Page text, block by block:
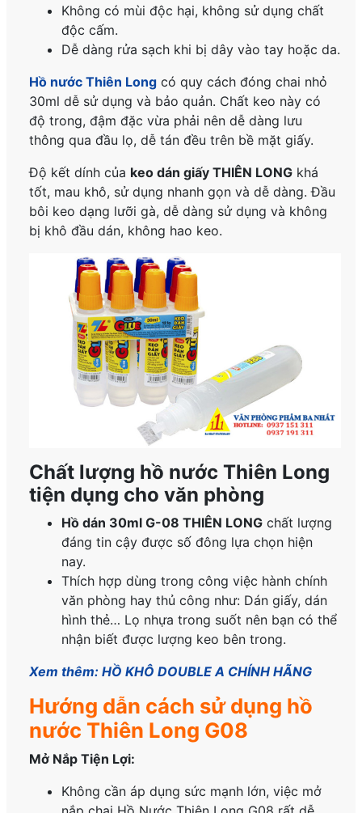
Không có mùi độc hại, không sử dụng chất
độc cấm.
Dễ dàng rửa sạch khi bị dây vào tay hoặc da.
Hồ nước Thiên Long có quy cách đóng chai nhỏ
30ml dễ sử dụng và bảo quản. Chất keo này có
độ trong, đậm đặc vừa phải nên dễ dàng lưu
thông qua đầu lọ, dễ tán đều trên bề mặt giấy.
Độ kết dính của keo dán giấy THIÊN LONG khá
tốt, mau khô, sử dụng nhanh gọn và dễ dàng. Đầu
bôi keo dạng lưỡi gà, dễ dàng sử dụng và không
bị khô đầu dán, không hao keo.
Chất lượng hồ nước Thiên Long
tiện dụng cho văn phòng
Hồ dán 30ml G-08 THIÊN LONG chất lượng
đáng tin cậy được số đông lựa chọn hiện
nay.
Thích hợp dùng trong công việc hành chính
văn phòng hay thủ công như: Dán giấy, dán
hình thẻ… Lọ nhựa trong suốt nên bạn có thể
nhận biết được lượng keo bên trong.
Xem thêm: HỒ KHÔ DOUBLE A CHÍNH HÃNG
Hướng dẫn cách sử dụng hồ
nước Thiên Long G08
Mở Nắp Tiện Lợi:
Không cần áp dụng sức mạnh lớn, việc mở